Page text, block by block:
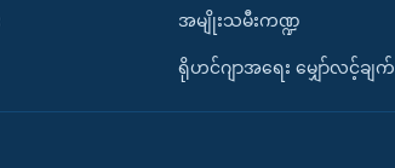
အမျိုးသမီးကဏ္ဍ
ရိုဟင်ဂျာအရေး မျှော်လင့်ချက်